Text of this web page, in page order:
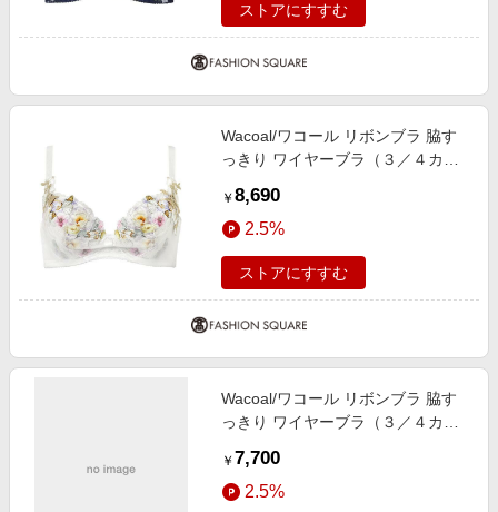
ストアにすすむ
Wacoal/ワコール リボンブラ 脇す
っきり ワイヤーブラ（３／４カッ
￥ 8,690
2.5%
ストアにすすむ
Wacoal/ワコール リボンブラ 脇す
っきり ワイヤーブラ（３／４カッ
￥ 7,700
2.5%